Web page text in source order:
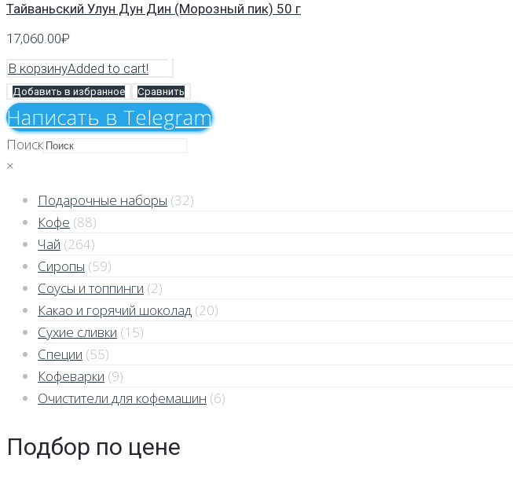
Тайваньский Улун Дун Дин (Морозный пик) 50 г
17,060.00₽
В корзинуAdded to cart!
Добавить в избранное Сравнить
Напиcать в Telegram
Поиск
×
Подарочные наборы (32)
Кофе (88)
Чай (264)
Сиропы (59)
Соусы и топпинги (2)
Какао и горячий шоколад (20)
Сухие сливки (15)
Специи (55)
Кофеварки (9)
Очистители для кофемашин (6)
Подбор по цене